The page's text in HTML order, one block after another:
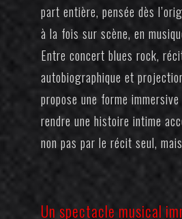
part entière, pensée dès
à la fois sur scène, en
Entre concert blues rock,
autobiographique et
propose une forme
rendre une histoire intime
non pas par le récit seul,
Un spectacle musical